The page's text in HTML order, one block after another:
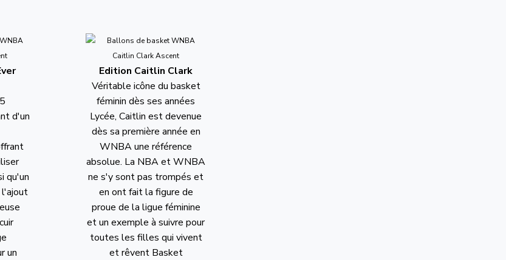
d'un
qu'un
l'ajout
un
Edition Caitlin Clark
Véritable icône du basket
féminin dès ses années
Lycée, Caitlin est devenue
dès sa première année en
WNBA une référence
absolue. La NBA et WNBA
ne s'y sont pas trompés et
en ont fait la figure de
proue de la ligue féminine
et un exemple à suivre pour
toutes les filles qui vivent
et rêvent Basket